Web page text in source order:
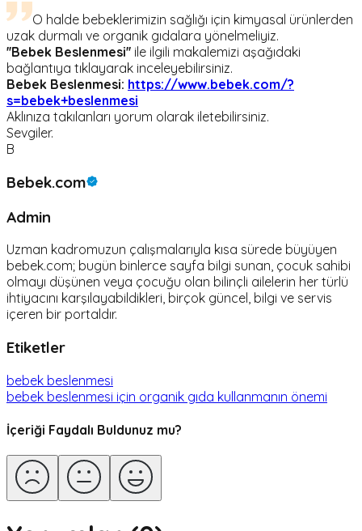
O halde bebeklerimizin sağlığı için kimyasal ürünlerden
uzak durmalı ve organik gıdalara yönelmeliyiz.
''Bebek Beslenmesi'' ile ilgili makalemizi aşağıdaki
bağlantıya tıklayarak inceleyebilirsiniz.
Bebek Beslenmesi: https://www.bebek.com/?
s=bebek+beslenmesi
Aklınıza takılanları yorum olarak iletebilirsiniz.
Sevgiler.
B
Bebek.com
Admin
Uzman kadromuzun çalışmalarıyla kısa sürede büyüyen
bebek.com; bugün binlerce sayfa bilgi sunan, çocuk sahibi
olmayı düşünen veya çocuğu olan bilinçli ailelerin her türlü
ihtiyacını karşılayabildikleri, birçok güncel, bilgi ve servis
içeren bir portaldır.
Etiketler
bebek beslenmesi
bebek beslenmesi için organik gıda kullanmanın önemi
İçeriği Faydalı Buldunuz mu?